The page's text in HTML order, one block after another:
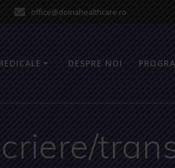
office@doinahealthcare.ro
DESPRE NOI